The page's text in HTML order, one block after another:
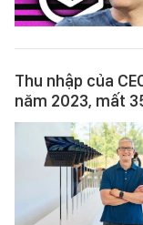
Thu nhập của
năm 2023, mất